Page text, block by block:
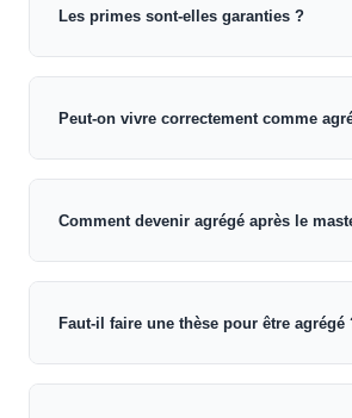
Les primes sont-elles garanties ?
Peut-on vivre correctement comme
Comment devenir agrégé après le
Faut-il faire une thèse pour être agrégé